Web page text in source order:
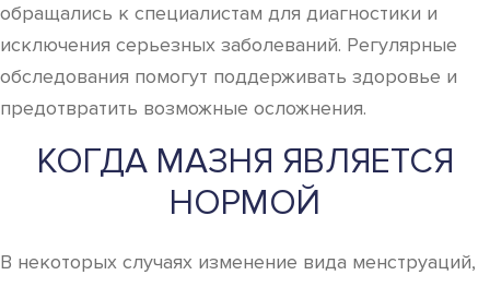
обращались к специалистам для диагностики и
исключения серьезных заболеваний. Регулярные
обследования помогут поддерживать здоровье и
предотвратить возможные осложнения.
КОГДА МАЗНЯ ЯВЛЯЕТСЯ
НОРМОЙ
В некоторых случаях изменение вида менструаций,